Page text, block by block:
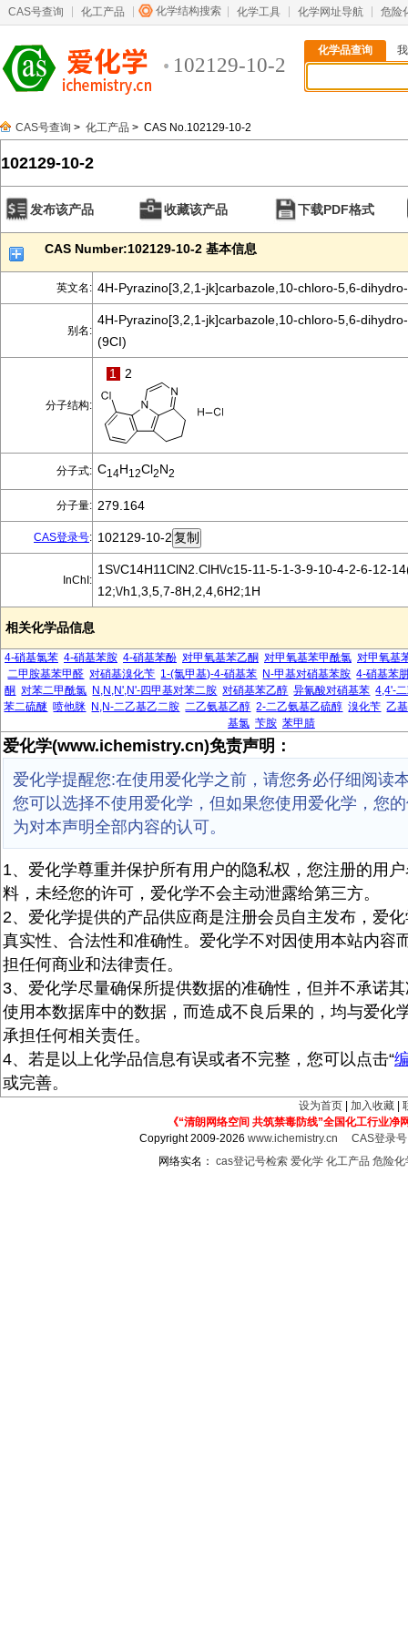
CAS号查询 化工产品 化学结构搜索 化学工具 化学网址导航 危险
102129-10-2
化学品查询
CAS号查询 > 化工产品 > CAS No.102129-10-2
102129-10-2
发布该产品 收藏该产品 下载PDF格式
CAS Number:102129-10-2 基本信息
英文名: 4H-Pyrazino[3,2,1-jk]carbazole,10-chloro-5,6-
别名:
4H-Pyrazino[3,2,1-jk]carbazole,10-chloro-5,6-
(9CI)
分子结构:
1 2
分子式: C14H12Cl2N2
分子量: 279.164
CAS登录号: 102129-10-2
InChI:
1S\/C14H11ClN2.ClH\/c15-11-5-1-3-9-10-4-2-6-12-
12;\/h1,3,5,7-8H,2,4,6H2;1H
相关化学品信息
4-硝基氯苯 4-硝基苯胺 4-硝基苯酚 对甲氧基苯乙酮 对甲氧基苯甲酰氯 对甲氧基
二甲胺基苯甲醛 对硝基溴化苄 1-(氯甲基)-4-硝基苯 N-甲基对硝基苯胺 4-硝基苯
酮 对苯二甲酰氯 N,N,N',N'-四甲基对苯二胺 对硝基苯乙醇 异氰酸对硝基苯 4,4'-
苯二硫醚 喷他脒 N,N-二乙基乙二胺 二乙氨基乙醇 2-二乙氨基乙硫醇 溴化苄 乙
基氯 苄胺 苯甲腈
爱化学(www.ichemistry.cn)免责声明：
爱化学提醒您:在使用爱化学之前，请您务必仔细阅读
您可以选择不使用爱化学，但如果您使用爱化学，您
为对本声明全部内容的认可。
1、爱化学尊重并保护所有用户的隐私权，您注册的用
料，未经您的许可，爱化学不会主动泄露给第三方。
2、爱化学提供的产品供应商是注册会员自主发布，爱
真实性、合法性和准确性。爱化学不对因使用本站内容
担任何商业和法律责任。
3、爱化学尽量确保所提供数据的准确性，但并不承诺
使用本数据库中的数据，而造成不良后果的，均与爱化
承担任何相关责任。
4、若是以上化学品信息有误或者不完整，您可以点击“
或完善。
设为首页 加入收藏
《“清朗网络空间 共筑禁毒防线”全国化工行业净
Copyright 2009-2026www.ichemistry.cn
CAS登录
网络实名： cas登记号检索 爱化学 化工产品 危险化